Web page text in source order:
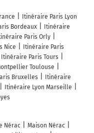
Itinéraire Paris Lyon
Bordeaux
Itinéraire
Paris Orly
Nice
Itinéraire Paris
Itinéraire Paris Tours
Toulouse
Bruxelles
Itinéraire
Itinéraire Lyon Marseille
Nérac
Maison Nérac